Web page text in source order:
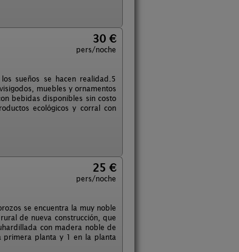
30 €
pers/noche
sueños se hacen realidad.5
muebles y ornamentos
bebidas disponibles sin costo
ecológicos y corral con
25 €
pers/noche
se encuentra la muy noble
de nueva construcción, que
con madera noble de
primera planta y 1 en la planta